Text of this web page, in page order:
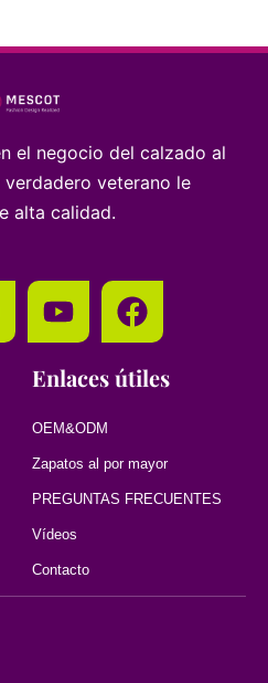
el negocio del calzado al
veterano le
alta calidad.
Enlaces útiles
OEM&ODM
Zapatos al por mayor
PREGUNTAS FRECUENTES
Vídeos
Contacto